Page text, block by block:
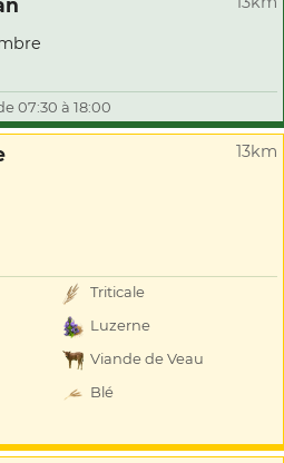
07:30 à 18:00
13km
Triticale
Luzerne
Viande de Veau
Blé